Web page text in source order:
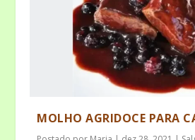
MOLHO AGRIDOCE PARA